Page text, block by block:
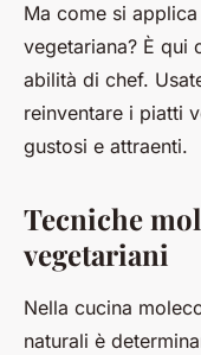
Ma come si
vegetariana? È qui
abilità di chef.
reinventare i piatti
gustosi e attraenti.
Tecniche
vegetariani
Nella cucina
naturali è